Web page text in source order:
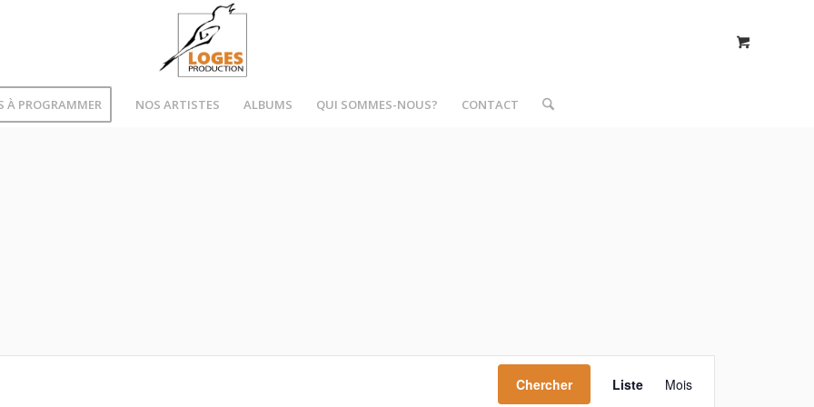
À PROGRAMMER NOS ARTISTES ALBUMS QUI SOMMES-NOUS? CONTACT
Chercher
de
Liste Mois